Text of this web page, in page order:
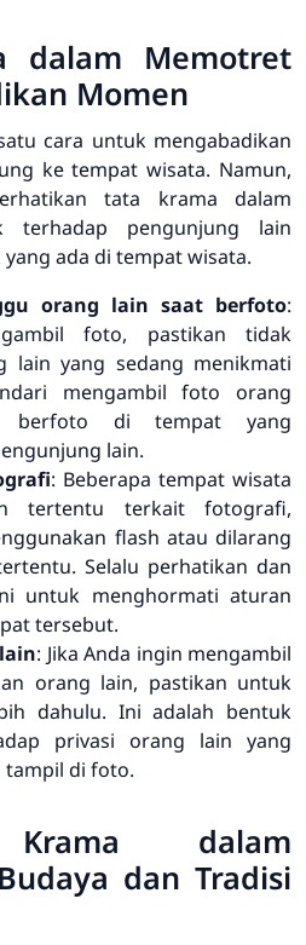
dalam Memotret
Momen
cara untuk mengabadikan
ke tempat wisata. Namun,
tata krama dalam
terhadap pengunjung lain
ada di tempat wisata.
orang lain saat berfoto:
foto, pastikan tidak
lain yang sedang menikmati
mengambil foto orang
berfoto di tempat yang
lain.
: Beberapa tempat wisata
tertentu terkait fotografi,
flash atau dilarang
Selalu perhatikan dan
untuk menghormati aturan
tersebut.
: Jika Anda ingin mengambil
orang lain, pastikan untuk
dahulu. Ini adalah bentuk
privasi orang lain yang
di foto.
dalam
dan Tradisi